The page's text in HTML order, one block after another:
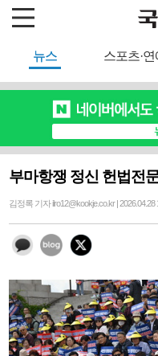
뉴스 스포츠·연
부마항쟁 정신 헌법전
김정록 기자 ilro12@kookje.co.kr | 2026.04.28